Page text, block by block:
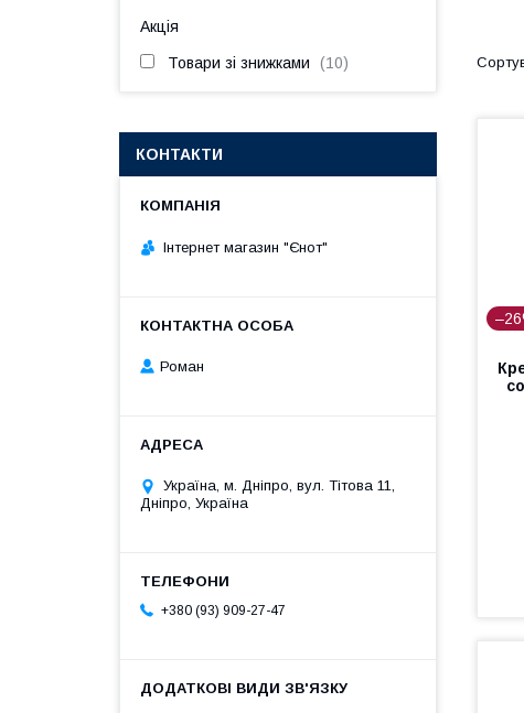
Акція
Товари зі знижками 10
КОНТАКТИ
Інтернет магазин "Єнот"
Роман
Україна, м. Дніпро, вул. Тітова 11,
Дніпро, Україна
+380 (93) 909-27-47